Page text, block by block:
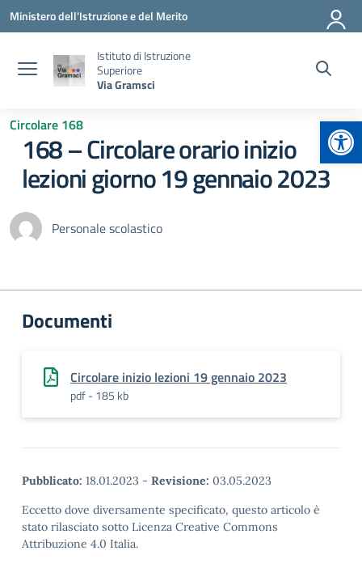
Vai ai contenuti
Vai al menu di navigazione
Vai al footer
Ministero dell'Istruzione e del Merito
Istituto di Istruzione
Superiore
Via Gramsci
Circolare 168
168 – Circolare orario inizio
lezioni giorno 19 gennaio 2023
Personale scolastico
Documenti
Circolare inizio lezioni 19 gennaio 2023
pdf - 185 kb
Pubblicato: 18.01.2023 - Revisione: 03.05.2023
Eccetto dove diversamente specificato, questo articolo è
stato rilasciato sotto Licenza Creative Commons
Attribuzione 4.0 Italia.